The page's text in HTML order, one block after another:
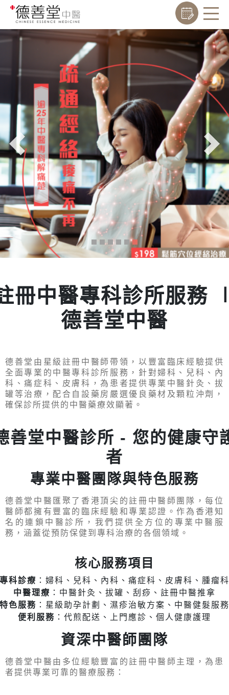
Previous
冊中醫專科診所服務
德善堂中醫
德善堂由星級註冊中醫師帶領，以豐富臨床經驗提供
全面專業的中醫專科診所服務，針對婦科、兒科、內
科、痛症科、皮膚科，為患者提供專業中醫針灸、拔
罐等治療，配合自設藥房嚴選優良藥材及顆粒沖劑，
確保診所提供的中醫藥療效顯著。
善堂中醫診所 - 您的健康守
者
專業中醫團隊與特色服務
德善堂中醫匯聚了香港頂尖的註冊中醫師團隊，每位
醫師都擁有豐富的臨床經驗和專業認證。作為香港知
名的連鎖中醫診所，我們提供全方位的專業中醫服
務，涵蓋從預防保健到專科治療的各個領域。
核心服務項目
專科診療 ：婦科、兒科、內科、痛症科、皮膚科、腫瘤科
中醫理療 ：中醫針灸、拔罐、刮痧、註冊中醫推拿
特色服務 ：星級助孕計劃、濕疹治敏方案、中醫健髮服務
便利服務 ：代煎配送、上門應診、個人健康護理
資深中醫師團隊
德善堂中醫由多位經驗豐富的註冊中醫師主理，為患
者提供專業可靠的醫療服務：